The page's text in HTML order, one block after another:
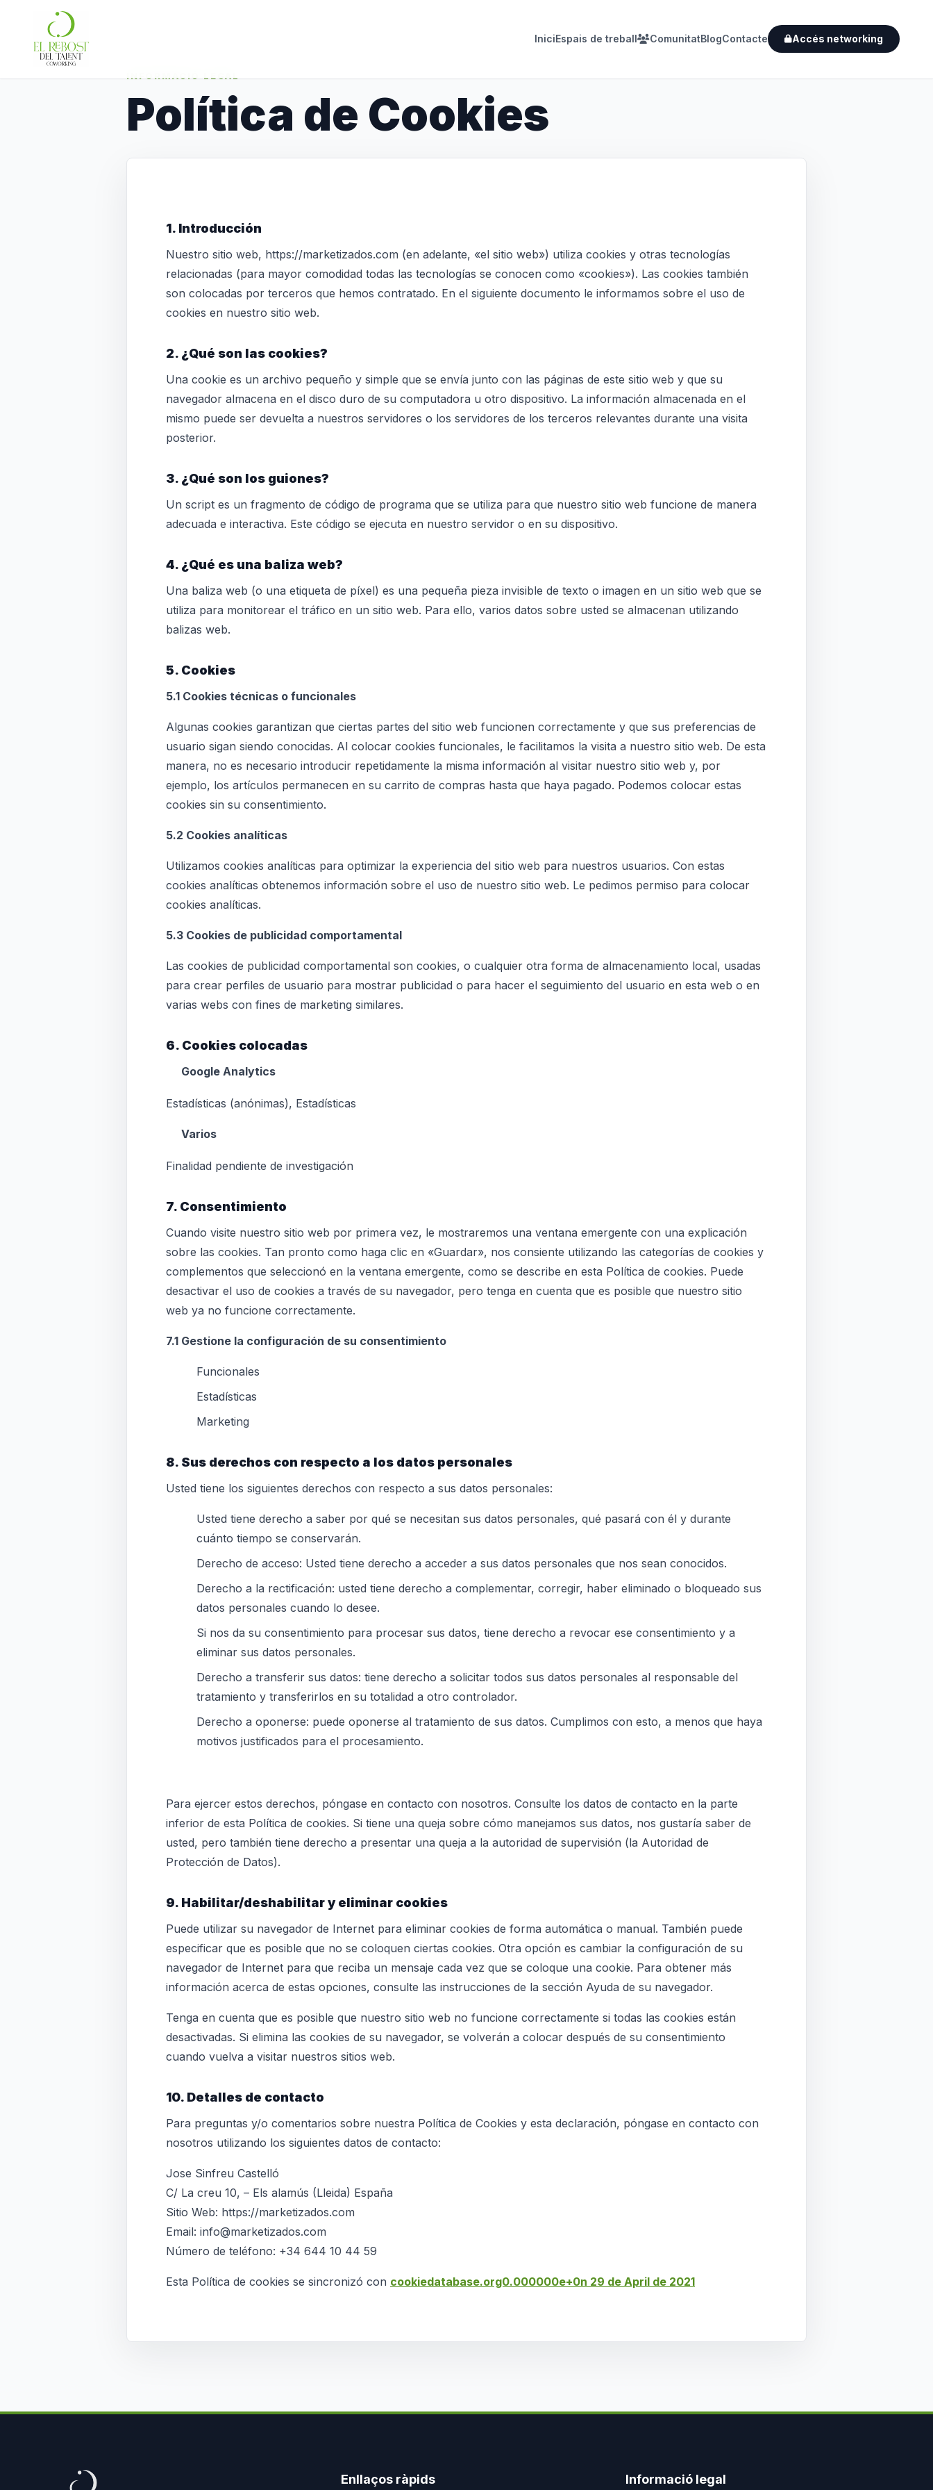
IniciEspais de treball ComunitatBlogContacte Accés networking
Política de Cookies
1. Introducción
Nuestro sitio web, https://marketizados.com (en adelante, «el sitio web») utiliza cookies y otras tecnologías
relacionadas (para mayor comodidad todas las tecnologías se conocen como «cookies»). Las cookies también
son colocadas por terceros que hemos contratado. En el siguiente documento le informamos sobre el uso de
cookies en nuestro sitio web.
2. ¿Qué son las cookies?
Una cookie es un archivo pequeño y simple que se envía junto con las páginas de este sitio web y que su
navegador almacena en el disco duro de su computadora u otro dispositivo. La información almacenada en el
mismo puede ser devuelta a nuestros servidores o los servidores de los terceros relevantes durante una visita
posterior.
3. ¿Qué son los guiones?
Un script es un fragmento de código de programa que se utiliza para que nuestro sitio web funcione de manera
adecuada e interactiva. Este código se ejecuta en nuestro servidor o en su dispositivo.
4. ¿Qué es una baliza web?
Una baliza web (o una etiqueta de píxel) es una pequeña pieza invisible de texto o imagen en un sitio web que se
utiliza para monitorear el tráfico en un sitio web. Para ello, varios datos sobre usted se almacenan utilizando
balizas web.
5. Cookies
5.1 Cookies técnicas o funcionales
Algunas cookies garantizan que ciertas partes del sitio web funcionen correctamente y que sus preferencias de
usuario sigan siendo conocidas. Al colocar cookies funcionales, le facilitamos la visita a nuestro sitio web. De esta
manera, no es necesario introducir repetidamente la misma información al visitar nuestro sitio web y, por
ejemplo, los artículos permanecen en su carrito de compras hasta que haya pagado. Podemos colocar estas
cookies sin su consentimiento.
5.2 Cookies analíticas
Utilizamos cookies analíticas para optimizar la experiencia del sitio web para nuestros usuarios. Con estas
cookies analíticas obtenemos información sobre el uso de nuestro sitio web. Le pedimos permiso para colocar
cookies analíticas.
5.3 Cookies de publicidad comportamental
Las cookies de publicidad comportamental son cookies, o cualquier otra forma de almacenamiento local, usadas
para crear perfiles de usuario para mostrar publicidad o para hacer el seguimiento del usuario en esta web o en
varias webs con fines de marketing similares.
6. Cookies colocadas
Google Analytics
Estadísticas (anónimas), Estadísticas
Varios
Finalidad pendiente de investigación
7. Consentimiento
Cuando visite nuestro sitio web por primera vez, le mostraremos una ventana emergente con una explicación
sobre las cookies. Tan pronto como haga clic en «Guardar», nos consiente utilizando las categorías de cookies y
complementos que seleccionó en la ventana emergente, como se describe en esta Política de cookies. Puede
desactivar el uso de cookies a través de su navegador, pero tenga en cuenta que es posible que nuestro sitio
web ya no funcione correctamente.
7.1 Gestione la configuración de su consentimiento
Funcionales
Estadísticas
Marketing
8. Sus derechos con respecto a los datos personales
Usted tiene los siguientes derechos con respecto a sus datos personales:
Usted tiene derecho a saber por qué se necesitan sus datos personales, qué pasará con él y durante
cuánto tiempo se conservarán.
Derecho de acceso: Usted tiene derecho a acceder a sus datos personales que nos sean conocidos.
Derecho a la rectificación: usted tiene derecho a complementar, corregir, haber eliminado o bloqueado sus
datos personales cuando lo desee.
Si nos da su consentimiento para procesar sus datos, tiene derecho a revocar ese consentimiento y a
eliminar sus datos personales.
Derecho a transferir sus datos: tiene derecho a solicitar todos sus datos personales al responsable del
tratamiento y transferirlos en su totalidad a otro controlador.
Derecho a oponerse: puede oponerse al tratamiento de sus datos. Cumplimos con esto, a menos que haya
motivos justificados para el procesamiento.
Para ejercer estos derechos, póngase en contacto con nosotros. Consulte los datos de contacto en la parte
inferior de esta Política de cookies. Si tiene una queja sobre cómo manejamos sus datos, nos gustaría saber de
usted, pero también tiene derecho a presentar una queja a la autoridad de supervisión (la Autoridad de
Protección de Datos).
9. Habilitar/deshabilitar y eliminar cookies
Puede utilizar su navegador de Internet para eliminar cookies de forma automática o manual. También puede
especificar que es posible que no se coloquen ciertas cookies. Otra opción es cambiar la configuración de su
navegador de Internet para que reciba un mensaje cada vez que se coloque una cookie. Para obtener más
información acerca de estas opciones, consulte las instrucciones de la sección Ayuda de su navegador.
Tenga en cuenta que es posible que nuestro sitio web no funcione correctamente si todas las cookies están
desactivadas. Si elimina las cookies de su navegador, se volverán a colocar después de su consentimiento
cuando vuelva a visitar nuestros sitios web.
10. Detalles de contacto
Para preguntas y/o comentarios sobre nuestra Política de Cookies y esta declaración, póngase en contacto con
nosotros utilizando los siguientes datos de contacto:
Jose Sinfreu Castelló
C/ La creu 10, – Els alamús (Lleida) España
Sitio Web: https://marketizados.com
Email: info@marketizados.com
Número de teléfono: +34 644 10 44 59
Esta Política de cookies se sincronizó con cookiedatabase.org0.000000e+0n 29 de April de 2021
Enllaços ràpids Informació legal